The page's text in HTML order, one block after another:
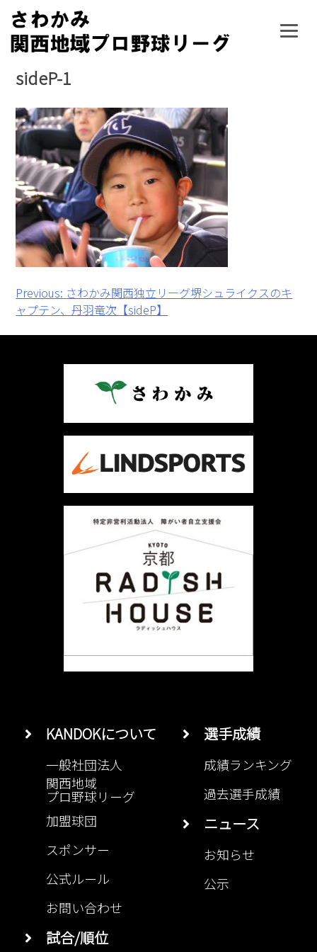
Skip
content
sideP-1
投
稿
Previous: さわかみ関西独立リーグ堺シュライクスのキ
ャプテン、丹羽竜次【sideP】
KANDOKについて
一般社団法人
関西地域
プロ野球リーグ
加盟球団
スポンサー
公式ルール
お問い合わせ
試合/順位
選手成績
成績ランキング
過去選手成績
ニュース
お知らせ
公示